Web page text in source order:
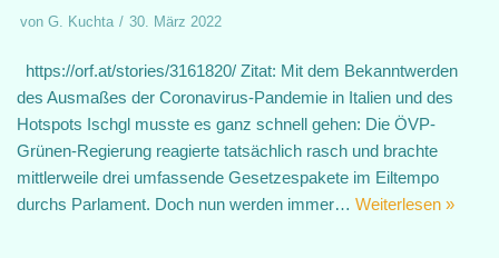
von G. Kuchta 30. März 2022
https://orf.at/stories/3161820/ Zitat: Mit dem Bekanntwerden
des Ausmaßes der Coronavirus-Pandemie in Italien und des
Hotspots Ischgl musste es ganz schnell gehen: Die ÖVP-
Grünen-Regierung reagierte tatsächlich rasch und brachte
mittlerweile drei umfassende Gesetzespakete im Eiltempo
durchs Parlament. Doch nun werden immer… Weiterlesen »